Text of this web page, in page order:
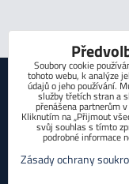
KONTAKT
Václav
Soubory cookie
tohoto webu, k analýze
údajů o jeho používání.
služby třetích stran a
přenášena partnerům
Kliknutím na „Přijmout
svůj souhlas s tímto
podrobné informace
Zásady ochrany